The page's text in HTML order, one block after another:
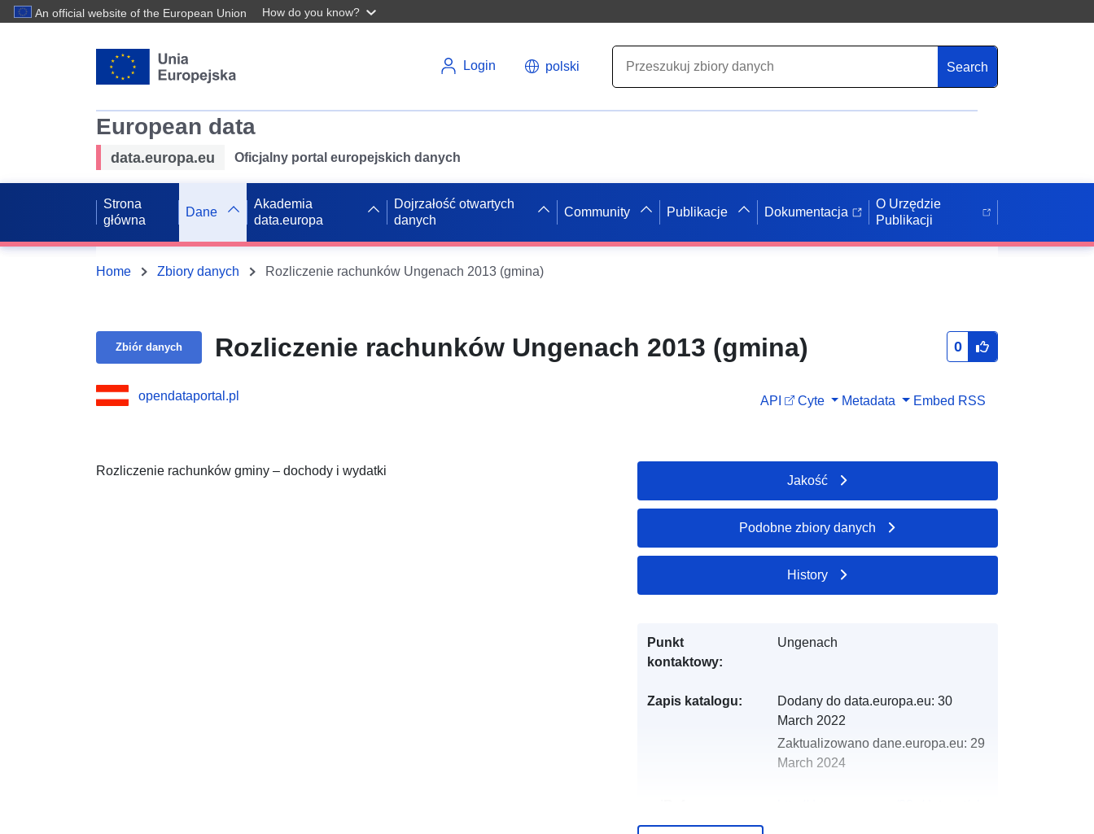
An official website of the European Union How do you know?
Login polski Search
European data
data.europa.eu Oficjalny portal europejskich danych
Strona
główna
Dane
Akademia
data.europa
Dojrzałość otwartych
danych
Community Publikacje Dokumentacja
O Urzędzie
Publikacji
Home Zbiory danych Rozliczenie rachunków Ungenach 2013 (gmina)
Zbiór danych Rozliczenie rachunków Ungenach 2013 (gmina) 0
opendataportal.pl API Cyte Metadata Embed RSS
Rozliczenie rachunków gminy – dochody i wydatki
Jakość
Podobne zbiory danych
History
Punkt
kontaktowy:
Ungenach
Zapis katalogu: Dodany do data.europa.eu: 30
March 2022
Zaktualizowano dane.europa.eu: 29
March 2024